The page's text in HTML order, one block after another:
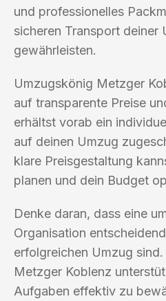
und professionelles
sicheren Transport deiner
gewährleisten.
Umzugskönig Metzger
auf transparente Preise
erhältst vorab ein
auf deinen Umzug
klare Preisgestaltung
planen und dein Budget
Denke daran, dass eine
Organisation
erfolgreichen Umzug
Metzger Koblenz
Aufgaben effektiv zu